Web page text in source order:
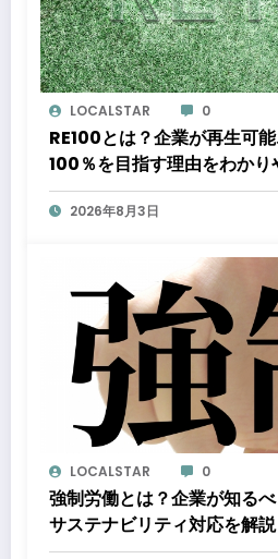
LOCALSTAR 0
RE100とは？企業が再生可
100％を目指す理由をわかり
2026年8月3日
LOCALSTAR 0
強制労働とは？企業が知る
サステナビリティ対応を解説